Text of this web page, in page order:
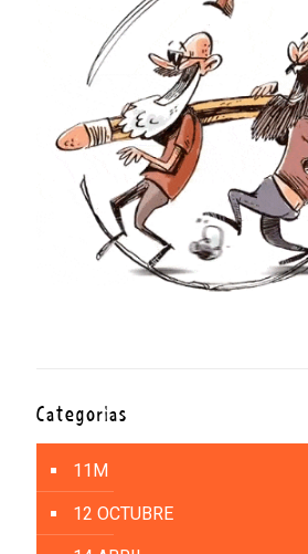
Categorías
11M
12 OCTUBRE